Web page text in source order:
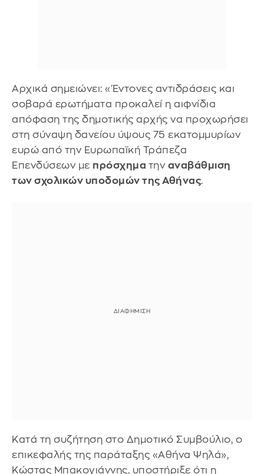
Αρχικά σημειώνει: «Έντονες αντιδράσεις και
σοβαρά ερωτήματα προκαλεί η αιφνίδια
απόφαση της δημοτικής αρχής να προχωρήσει
στη σύναψη δανείου ύψους 75 εκατομμυρίων
ευρώ από την Ευρωπαϊκή Τράπεζα
Επενδύσεων με πρόσχημα την αναβάθμιση
των σχολικών υποδομών της Αθήνας.
Κατά τη συζήτηση στο Δημοτικό Συμβούλιο, ο
επικεφαλής της παράταξης «Αθήνα Ψηλά»,
Κώστας Μπακογιάννης, υποστήριξε ότι η